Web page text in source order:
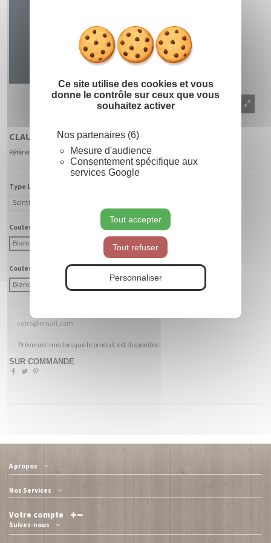
Ce site utilise des cookies et vous
donne le contrôle sur ceux que vous
souhaitez activer
Nos partenaires (6)
Mesure d'audience
Consentement spécifique aux
services Google
Tout accepter
Tout refuser
Personnaliser
CLAUSTRA ROND 2D
Référence 900062 - CABF-BC
Type Lumière :
Scintillant
Couleur Lumière :
Blanc Chaud
Couleur Fibre :
Blanc
Coloré (à préciser)
Prévenez-moi lorsque le produit est disponible
SUR COMMANDE
A propos
Nos Services
Votre compte
Suivez-nous